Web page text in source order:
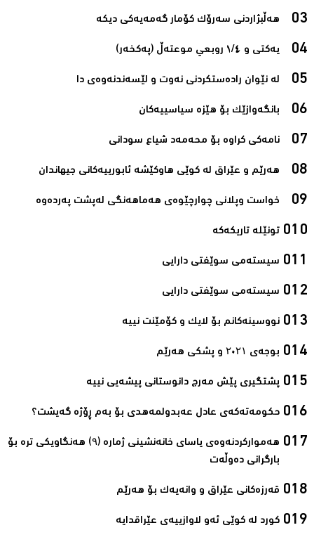
هەڵبژاردنی سەرۆک کۆمار گەمەیەکی دیکە‌
یەکتی و ١/٤ روبعي موعتەڵ (پەکخەر)‌
لە نێوان رادەستکردنی نەوت و لێسەندنەوەی دا‌
بانگەوازێک بۆ هێزە سیاسییەکان ‌
نامەکی کراوە بۆ محەمەد شیاع سودانی‌
هەرێم و عێراق لە کوێی هاوکێشە ئابورییەکانی جیهاندان‌
خواست وپلانی چوارچێوەی هەماهەنگی لەپشت پەردەوە‌
تونێلە تاریکەکە‌
سیستەمی سوێفتی دارایی ‌
سیستەمی سوێفتی دارایی‌
نووسينەکانم بۆ لایک و کۆمێنت نییە ‌
بوجەی ۲٠۲۱ و پشکی هەرێم ‌
پشتگیری پێش مەرج دانوستانی پیشەیی نییە‌
حکومەتەکەی عادل عه‌بدولمه‌هدی بۆ بەم ڕۆژە گەیشت؟‌
هەموارکردنەوەی یاسای خانەنشینی ژمارە (۹) هەنگاویکی تره‌ بۆ
بارگرانی دەوڵەت‌
قەرزەکانی عێراق و وانەیەک بۆ هەرێم‌
کورد لە کوێی ئەو لاوازییەی عێراقدایە‌